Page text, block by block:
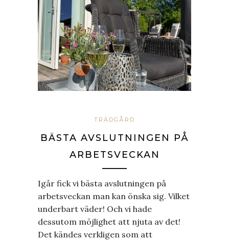
TRÄDGÅRD
BÄSTA AVSLUTNINGEN PÅ
ARBETSVECKAN
Igår fick vi bästa avslutningen på
arbetsveckan man kan önska sig. Vilket
underbart väder! Och vi hade
dessutom möjlighet att njuta av det!
Det kändes verkligen som att